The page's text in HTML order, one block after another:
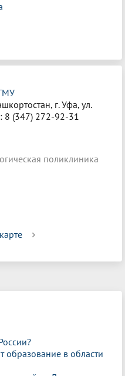
г. Уфа, ул.
8 (347) 272-92-31
поликлиника
образование в области